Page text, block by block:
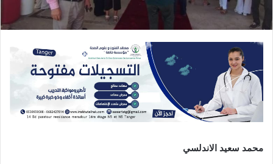
محمد سعيد الاندلسي